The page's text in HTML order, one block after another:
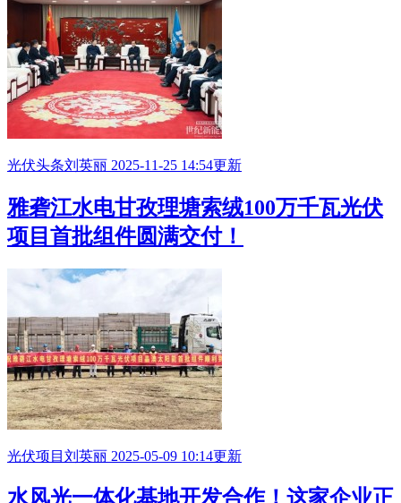
光伏头条刘英丽 2025-11-25 14:54更新
雅砻江水电甘孜理塘索绒100万千瓦光伏
项目首批组件圆满交付！
光伏项目 刘英丽 2025-05-09 10:14更新
水风光一体化基地开发合作！这家企业正